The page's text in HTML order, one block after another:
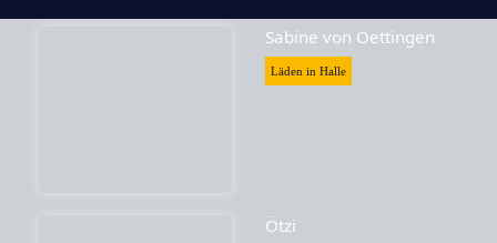
Sabine von Oettingen
Läden in Halle
Ötzi